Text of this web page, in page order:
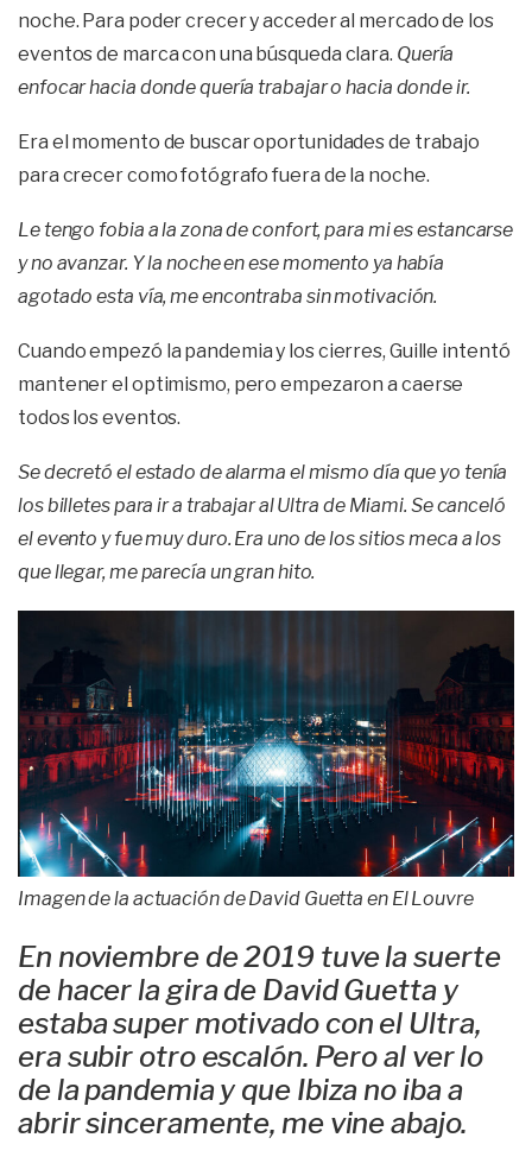
noche. Para poder crecer y acceder al mercado de los
eventos de marca con una búsqueda clara. Quería
enfocar hacia donde quería trabajar o hacia donde ir.
Era el momento de buscar oportunidades de trabajo
para crecer como fotógrafo fuera de la noche.
Le tengo fobia a la zona de confort, para mi es estancarse
y no avanzar. Y la noche en ese momento ya había
agotado esta vía, me encontraba sin motivación.
Cuando empezó la pandemia y los cierres, Guille intentó
mantener el optimismo, pero empezaron a caerse
todos los eventos.
Se decretó el estado de alarma el mismo día que yo tenía
los billetes para ir a trabajar al Ultra de Miami. Se canceló
el evento y fue muy duro. Era uno de los sitios meca a los
que llegar, me parecía un gran hito.
Imagen de la actuación de David Guetta en El Louvre
En noviembre de 2019 tuve la suerte
de hacer la gira de David Guetta y
estaba super motivado con el Ultra,
era subir otro escalón. Pero al ver lo
de la pandemia y que Ibiza no iba a
abrir sinceramente, me vine abajo.